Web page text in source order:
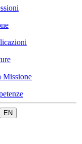
Missione
EN